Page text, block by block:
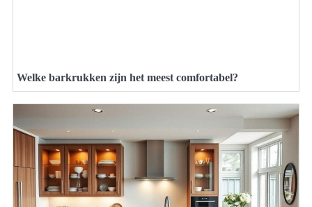
Welke barkrukken zijn het meest comfortabel?